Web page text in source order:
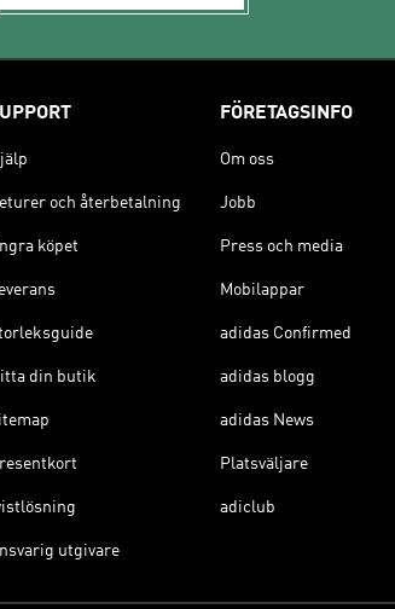
och återbetalning
köpet
din butik
utgivare
FÖRETAGSINFO
Om oss
Jobb
Press och media
Mobilappar
adidas Confirmed
adidas blogg
adidas News
Platsväljare
adiclub